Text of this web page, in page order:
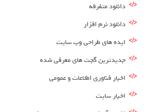
دانلود متفرقه
دانلود نرم افزار
ایده های طراحی وب سایت
جدیدترین گجت های معرفی شده
اخبار فناوری اطلاعات و عمومی
اخبار سایت